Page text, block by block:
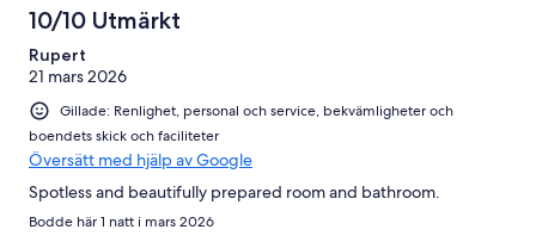
10/10 Utmärkt
Rupert
21 mars 2026
Gillade: Renlighet, personal och service, bekvämligheter och
boendets skick och faciliteter
Översätt med hjälp av Google
Spotless and beautifully prepared room and bathroom.
Bodde här 1 natt i mars 2026